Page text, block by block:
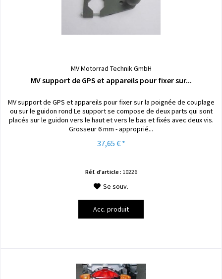
MV Motorrad Technik GmbH
MV support de GPS et appareils pour fixer sur...
MV support de GPS et appareils pour fixer sur la poignée de couplage
ou sur le guidon rond Le support se compose de deux parts qui sont
placés sur le guidon vers le haut et vers le bas et fixés avec deux vis.
Grosseur 6 mm - approprié...
37,65 € *
Réf. d'article : 10226
Se souv.
Acc. produit